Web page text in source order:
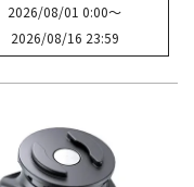
2026/08/01 0:00〜
2026/08/16 23:59